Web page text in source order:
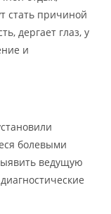
стать причиной
дергает глаз, у
и
болевыми
ведущую